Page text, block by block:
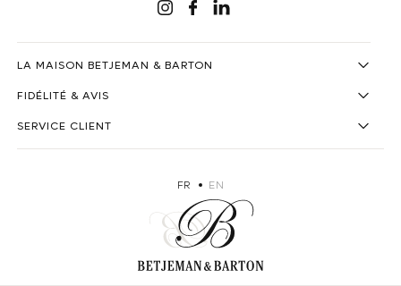
Instagram
Facebook
Linkedin
LA MAISON BETJEMAN & BARTON
FIDÉLITÉ & AVIS
SERVICE CLIENT
FR EN